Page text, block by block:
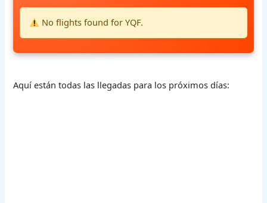
No flights found for YQF.
Aquí están todas las llegadas para los próximos días: